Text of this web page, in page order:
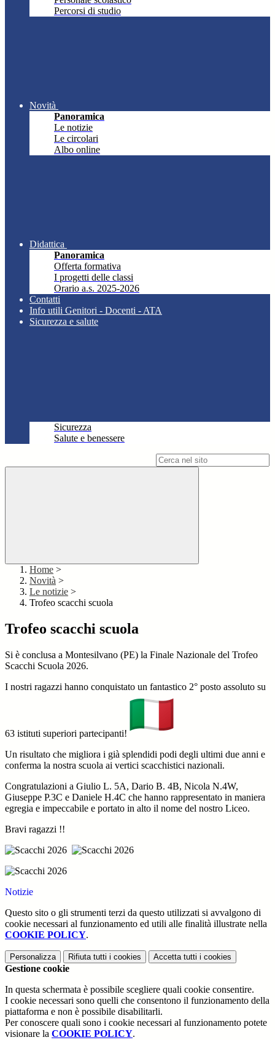
Percorsi di studio
Novità
Panoramica
Le notizie
Le circolari
Albo online
Didattica
Panoramica
Offerta formativa
I progetti delle classi
Orario a.s. 2025-2026
Contatti
Info utili Genitori - Docenti - ATA
Sicurezza e salute
Sicurezza
Salute e benessere
Home >
Novità >
Le notizie >
Trofeo scacchi scuola
Trofeo scacchi scuola
Si è conclusa a Montesilvano (PE) la Finale Nazionale del Trofeo
Scacchi Scuola 2026.
I nostri ragazzi hanno conquistato un fantastico 2° posto assoluto su
63 istituti superiori partecipanti!
Un risultato che migliora i già splendidi podi degli ultimi due anni e
conferma la nostra scuola ai vertici scacchistici nazionali.
Congratulazioni a Giulio L. 5A, Dario B. 4B, Nicola N.4W,
Giuseppe P.3C e Daniele H.4C che hanno rappresentato in maniera
egregia e impeccabile e portato in alto il nome del nostro Liceo.
Bravi ragazzi !!
Notizie
Questo sito o gli strumenti terzi da questo utilizzati si avvalgono di
cookie necessari al funzionamento ed utili alle finalità illustrate nella
COOKIE POLICY.
Personalizza Rifiuta tutti i cookies Accetta tutti i cookies
Gestione cookie
In questa schermata è possibile scegliere quali cookie consentire.
I cookie necessari sono quelli che consentono il funzionamento della
piattaforma e non è possibile disabilitarli.
Per conoscere quali sono i cookie necessari al funzionamento potete
visionare la COOKIE POLICY.